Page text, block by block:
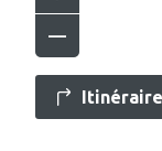
Itinéraire